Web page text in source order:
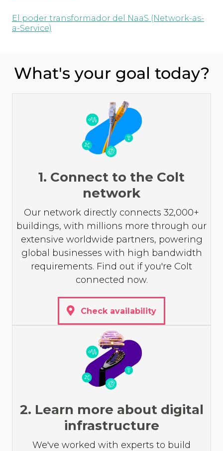
El poder transformador del NaaS (Network-as-
a-Service)
What's your goal today?
1. Connect to the Colt
network
Our network directly connects 32,000+
buildings, with millions more through our
extensive worldwide partners, powering
global businesses with high bandwidth
requirements. Find out if you're Colt
connected now.
Check availability
2. Learn more about digital
infrastructure
We've worked with experts to build